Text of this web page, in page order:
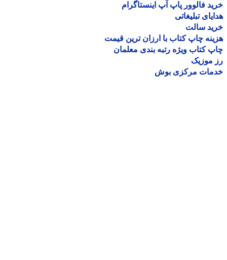
فالوور پاپ آپ اینستاگرام
تبلیغاتی
سالت
چاپ کتاب با ارزان ترین قیمت
کتاب ویژه رتبه بندی معلمان
موزیک
مرکزی بوش